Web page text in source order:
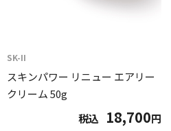
SK-II
スキンパワー リニュー エアリー
クリーム 50g
税込
18,700円